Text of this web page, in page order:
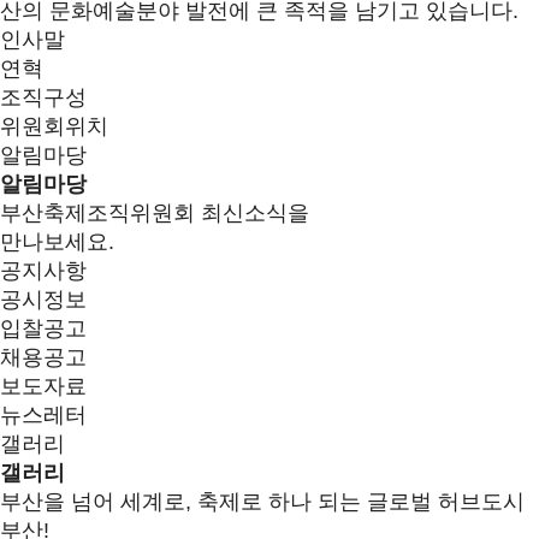
산의 문화예술분야 발전에 큰 족적을 남기고 있습니다.
인사말
연혁
조직구성
위원회위치
알림마당
알림마당
부산축제조직위원회 최신소식을
만나보세요.
공지사항
공시정보
입찰공고
채용공고
보도자료
뉴스레터
갤러리
갤러리
부산을 넘어 세계로, 축제로 하나 되는 글로벌 허브도시
부산!